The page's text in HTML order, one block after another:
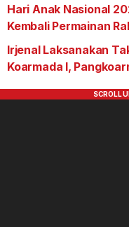
Hari Anak Nasional
Kembali Permainan
Irjenal Laksanakan
Koarmada I,